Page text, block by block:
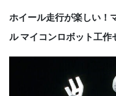
ホイール走行が楽しい！
ル マイコンロボット工作